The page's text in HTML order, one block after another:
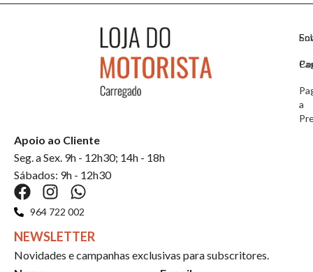
a
Apoio ao Cliente
Seg. a Sex. 9h - 12h30; 14h - 18h
Sábados: 9h - 12h30
964 722 002
NEWSLETTER
Novidades e campanhas exclusivas para subscritores.